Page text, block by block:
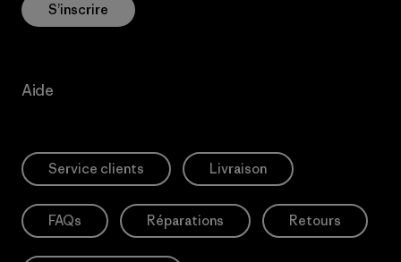
S’inscrire
Aide
Service clients Livraison
FAQs Réparations Retours